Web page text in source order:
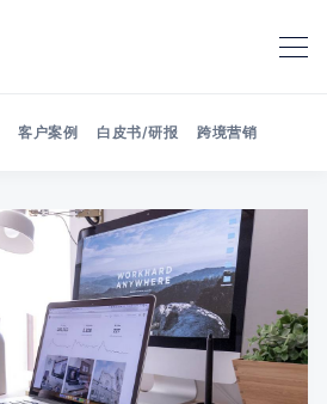
Search 美洽博客
客户案例 白皮书/研报 跨境营销